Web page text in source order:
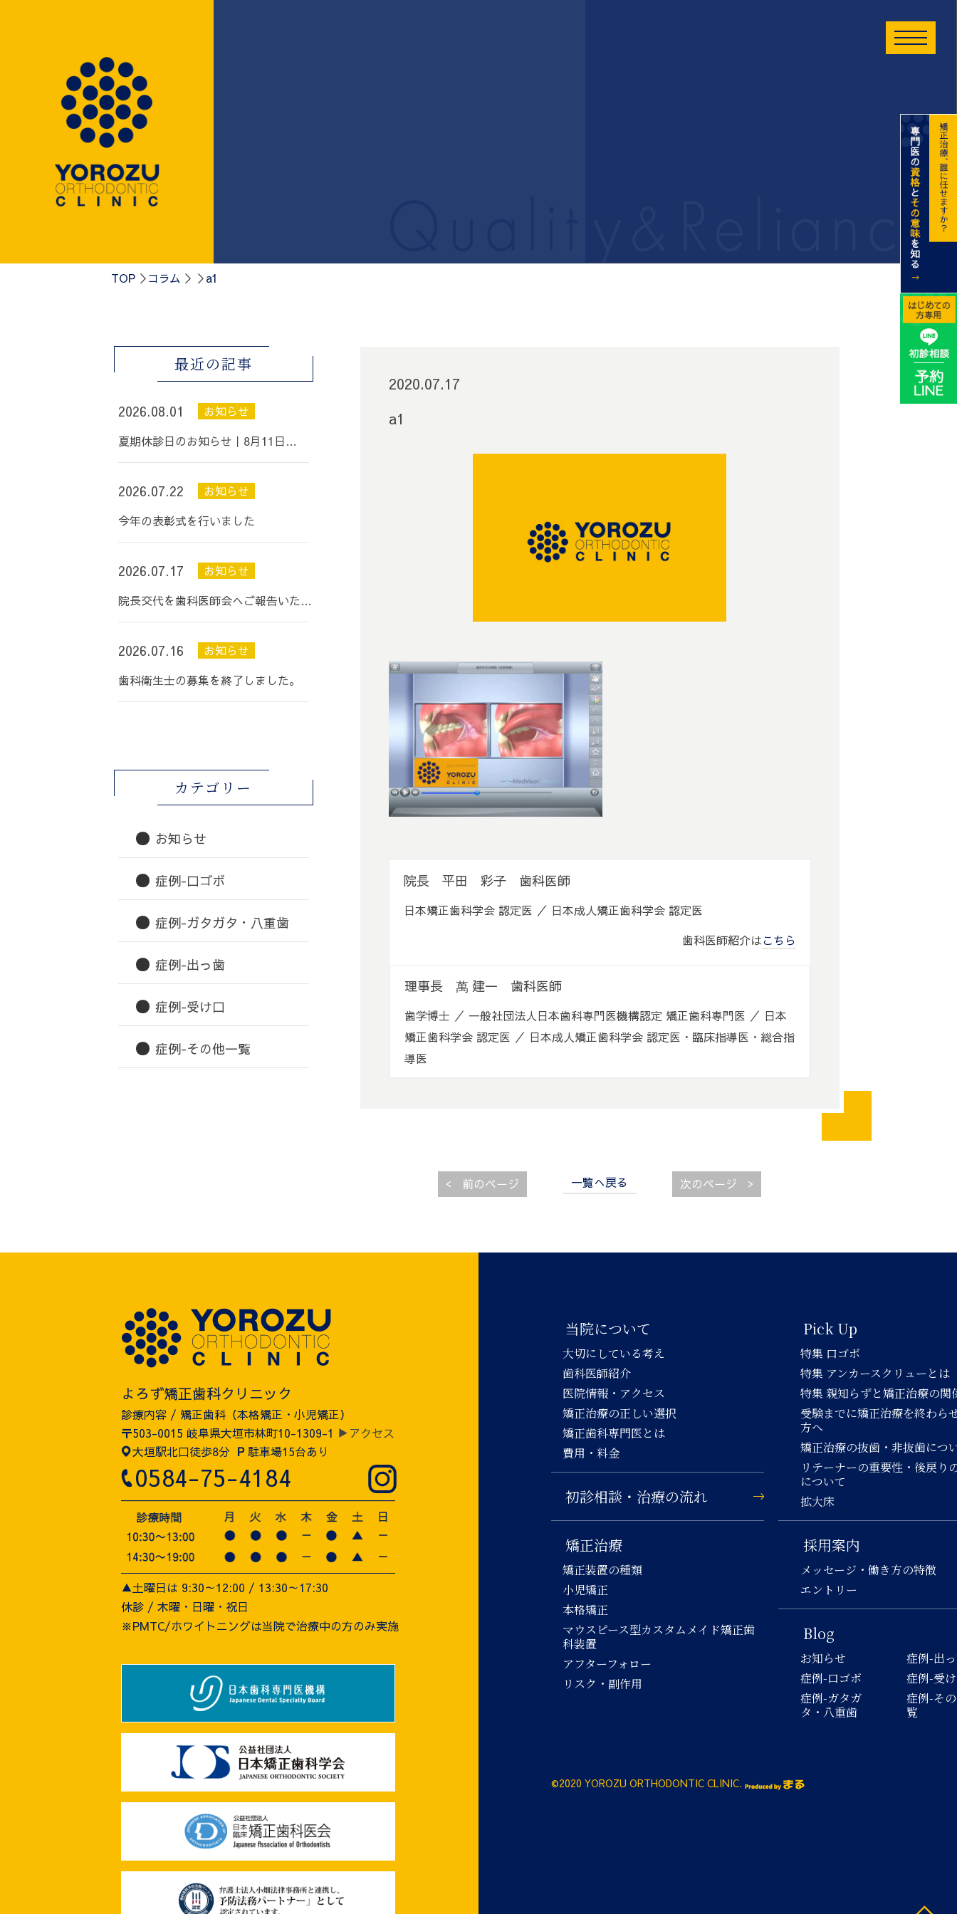
TOP コラム a1
最近の記事
2026.08.01
お知らせ
夏期休診日のお知らせ丨8月11日…
2026.07.22
お知らせ
今年の表彰式を行いました
2026.07.17
お知らせ
院長交代を歯科医師会へご報告いた…
2026.07.16
お知らせ
歯科衛生士の募集を終了しました。
カテゴリー
お知らせ
症例-口ゴボ
症例-ガタガタ・八重歯
症例-出っ歯
症例-受け口
症例-その他一覧
2020.07.17
a1
院長 平田 彩子 歯科医師
日本矯正歯科学会 認定医 ／ 日本成人矯正歯科学会 認定医
歯科医師紹介はこちら
理事長 萬 建一 歯科医師
歯学博士 ／ 一般社団法人日本歯科専門医機構認定 矯正歯科専門医 ／ 日本
矯正歯科学会 認定医 ／ 日本成人矯正歯科学会 認定医・臨床指導医・総合指
導医
< 前のページ 一覧へ戻る 次のページ >
よろず矯正歯科クリニック
診療内容 / 矯正歯科（本格矯正・小児矯正）
〒503-0015 岐阜県大垣市林町10-1309-1 ▶アクセス
大垣駅北口徒歩8分 P駐車場15台あり
0584-75-4184
▲土曜日は 9:30～12:00 / 13:30～17:30
休診 / 木曜・日曜・祝日
※PMTC/ホワイトニングは当院で治療中の方のみ実施
当院について
大切にしている考え
歯科医師紹介
医院情報・アクセス
矯正治療の正しい選択
矯正歯科専門医とは
費用・料金
初診相談・治療の流れ
矯正治療
矯正装置の種類
小児矯正
本格矯正
マウスピース型カスタムメイド矯正歯
科装置
アフターフォロー
リスク・副作用
Pick Up
特集 口ゴボ
特集 アンカースクリューとは
特集 親知らずと矯正治療の関
受験までに矯正治療を終わら
方へ
矯正治療の抜歯・非抜歯につ
リテーナーの重要性・後戻り
について
拡大床
採用案内
メッセージ・働き方の特徴
エントリー
Blog
お知らせ
症例-口ゴボ
症例-ガタガ
タ・八重歯
症例-出
症例-受
症例-そ
覧
©2020 YOROZU ORTHODONTIC CLINIC.